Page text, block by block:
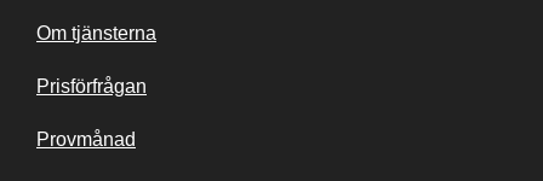
Om tjänsterna
Prisförfrågan
Provmånad